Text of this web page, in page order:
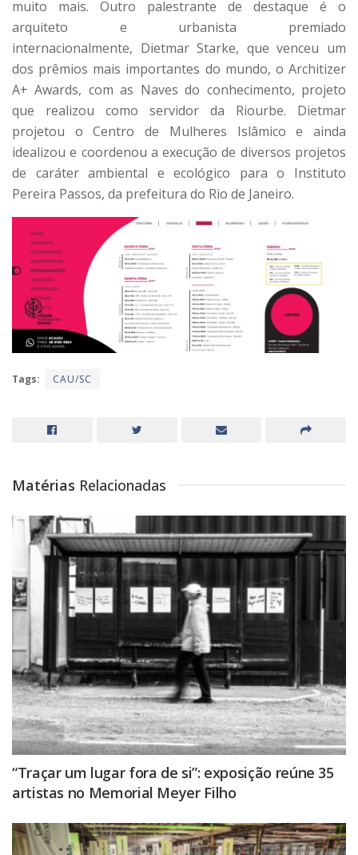
muito mais. Outro palestrante de destaque é o
arquiteto e urbanista premiado
internacionalmente, Dietmar Starke, que venceu um
dos prêmios mais importantes do mundo, o Architizer
A+ Awards, com as Naves do conhecimento, projeto
que realizou como servidor da Riourbe. Dietmar
projetou o Centro de Mulheres Islâmico e ainda
idealizou e coordenou a execução de diversos projetos
de caráter ambiental e ecológico para o Instituto
Pereira Passos, da prefeitura do Rio de Janeiro.
Tags: CAU/SC
Matérias Relacionadas
“Traçar um lugar fora de si”: exposição reúne 35
artistas no Memorial Meyer Filho